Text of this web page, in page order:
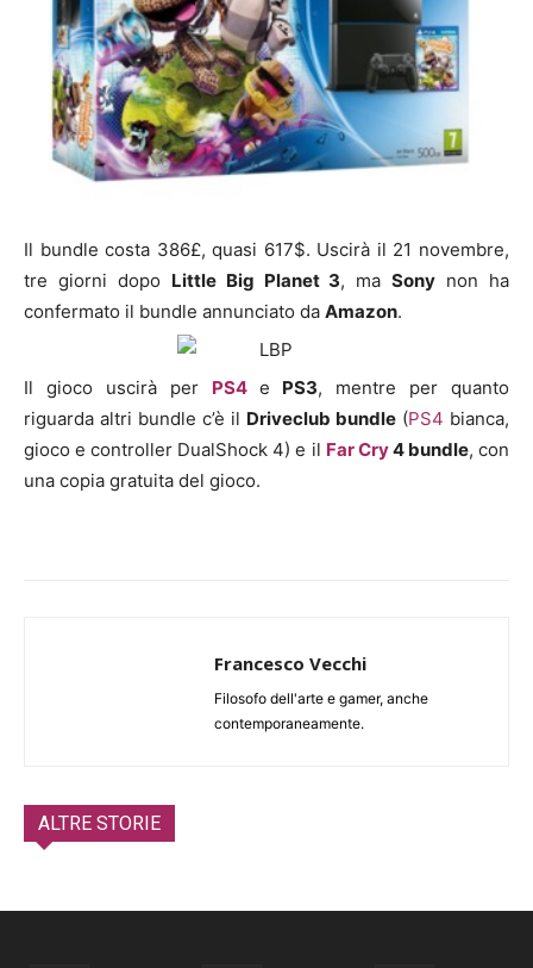
Il bundle costa 386£, quasi 617$. Uscirà il 21 novembre,
tre giorni dopo Little Big Planet 3, maSony non ha
confermato il bundle annunciato da Amazon.
Il gioco uscirà per PS4e PS3, mentre per quanto
riguarda altri bundle c’è il Driveclub bundle (PS4 bianca,
gioco e controller DualShock 4) e il Far Cry4 bundle, con
una copia gratuita del gioco.
Francesco Vecchi
Filosofo dell'arte e gamer, anche
contemporaneamente.
ALTRE STORIE